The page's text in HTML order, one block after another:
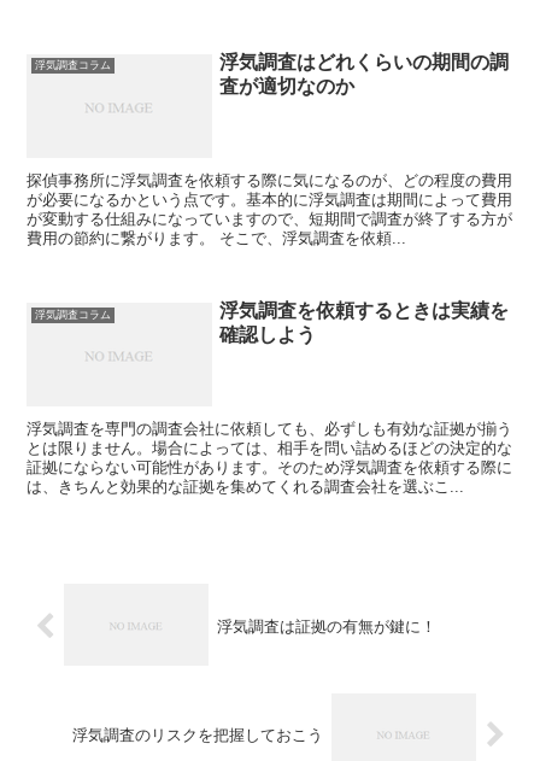
浮気調査コラム
浮気調査はどれくらいの期間の調
査が適切なのか
探偵事務所に浮気調査を依頼する際に気になるのが、どの程度の費用
が必要になるかという点です。基本的に浮気調査は期間によって費用
が変動する仕組みになっていますので、短期間で調査が終了する方が
費用の節約に繋がります。 そこで、浮気調査を依頼...
浮気調査コラム
浮気調査を依頼するときは実績を
確認しよう
浮気調査を専門の調査会社に依頼しても、必ずしも有効な証拠が揃う
とは限りません。場合によっては、相手を問い詰めるほどの決定的な
証拠にならない可能性があります。そのため浮気調査を依頼する際に
は、きちんと効果的な証拠を集めてくれる調査会社を選ぶこ...
浮気調査は証拠の有無が鍵に！
浮気調査のリスクを把握しておこう